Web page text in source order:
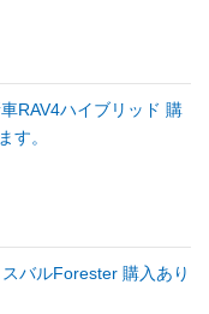
RAV4ハイブリッド 購
す。
バルForester 購入あり